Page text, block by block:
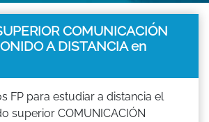
COMUNICACIÓN
A DISTANCIA en
FP para estudiar a distancia el
superior COMUNICACIÓN